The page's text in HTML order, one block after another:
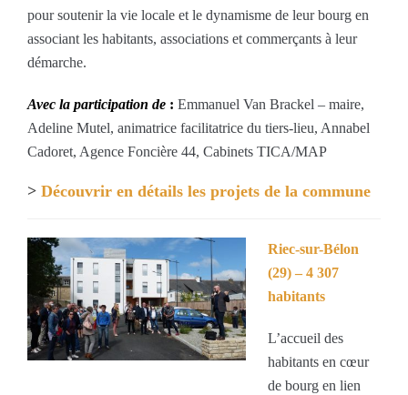
pour soutenir la vie locale et le dynamisme de leur bourg en
associant les habitants, associations et commerçants à leur
démarche.
Avec la participation de : Emmanuel Van Brackel – maire,
Adeline Mutel, animatrice facilitatrice du tiers-lieu, Annabel
Cadoret, Agence Foncière 44, Cabinets TICA/MAP
> Découvrir en détails les projets de la commune
Riec-sur-Bélon
(29) – 4 307
habitants
L’accueil des
habitants en cœur
de bourg en lien